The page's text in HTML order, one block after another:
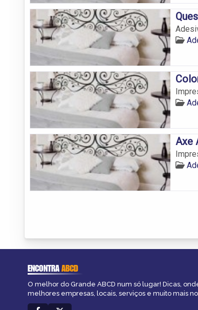
Axe
ENCONTRAABCD
O melhor do Grande ABCD num só lugar! Dicas,
melhores empresas, locais, serviços e muito mais